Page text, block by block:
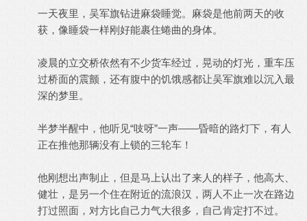
一天夜里，吴军旗钻进麻袋睡觉。麻袋是他前两天的收
获，像睡袋一样刚好能裹住蜷曲的身体。
凌晨的立交桥依然有不少货车经过，晃动的灯光，重车压
过桥面的震颤，还有腹中的饥饿感都让吴军旗难以沉入最
深的梦里。
半梦半醒中，他听见“吱呀”一声——昏暗的路灯下，有人
正在推他那辆没有上锁的三轮车！
他刚想出声制止，但是马上认出了来人的样子，他高大、
健壮，是另一个住在附近的流浪汉，两人不止一次在路边
打过照面，对方比自己力气大很多，自己肯定打不过。